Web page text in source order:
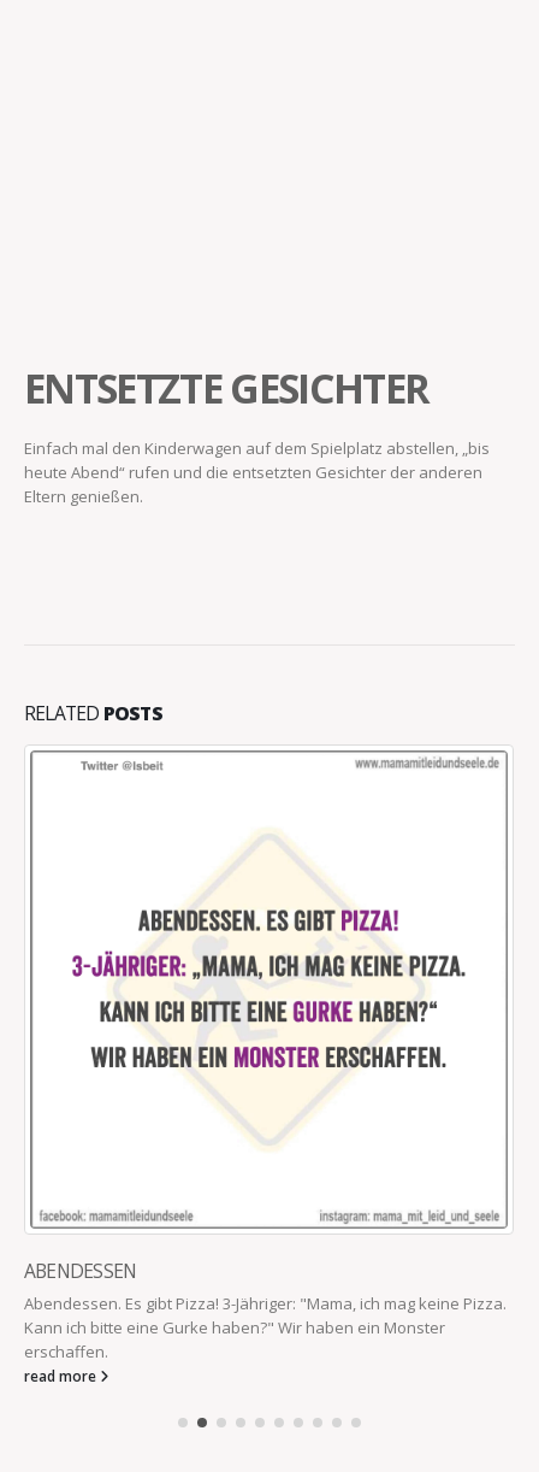
ENTSETZTE GESICHTER
Einfach mal den Kinderwagen auf dem Spielplatz abstellen, „bis
heute Abend“ rufen und die entsetzten Gesichter der anderen
Eltern genießen.
RELATED POSTS
ABENDESSEN
Abendessen. Es gibt Pizza! 3-Jähriger: "Mama, ich mag keine Pizza.
Kann ich bitte eine Gurke haben?" Wir haben ein Monster
erschaffen.
read more